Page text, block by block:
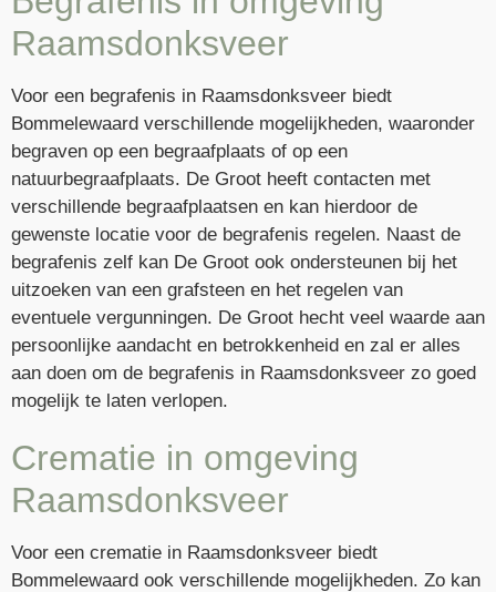
Raamsdonksveer
Voor een begrafenis in Raamsdonksveer biedt
Bommelewaard verschillende mogelijkheden, waaronder
begraven op een begraafplaats of op een
natuurbegraafplaats. De Groot heeft contacten met
verschillende begraafplaatsen en kan hierdoor de
gewenste locatie voor de begrafenis regelen. Naast de
begrafenis zelf kan De Groot ook ondersteunen bij het
uitzoeken van een grafsteen en het regelen van
eventuele vergunningen. De Groot hecht veel waarde aan
persoonlijke aandacht en betrokkenheid en zal er alles
aan doen om de begrafenis in Raamsdonksveer zo goed
mogelijk te laten verlopen.
Crematie in omgeving
Raamsdonksveer
Voor een crematie in Raamsdonksveer biedt
Bommelewaard ook verschillende mogelijkheden. Zo kan